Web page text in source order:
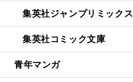
集英社ジャンプリミックス
集英社コミック文庫
青年マンガ